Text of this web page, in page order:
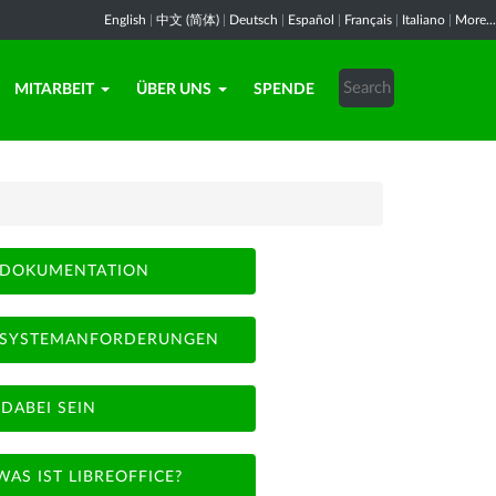
English 中文 (简体) Deutsch Español Français Italiano More...
MITARBEIT ÜBER UNS SPENDE
DOKUMENTATION
SYSTEMANFORDERUNGEN
DABEI SEIN
IST LIBREOFFICE?